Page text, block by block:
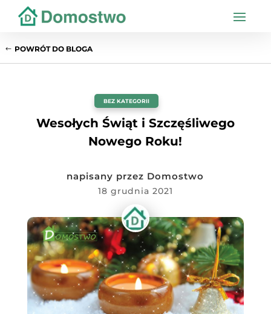
POWRÓT DO BLOGA
BEZ KATEGORII
Wesołych Świąt i Szczęśliwego
Nowego Roku!
napisany przez Domostwo
18 grudnia 2021